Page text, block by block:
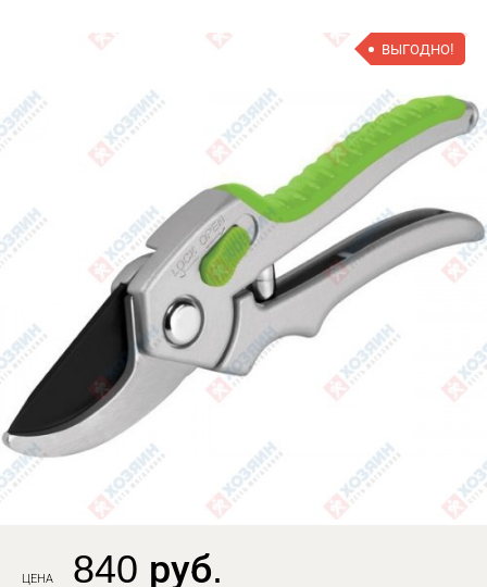
ВЫГОДНО!
ЦЕНА 840 руб.